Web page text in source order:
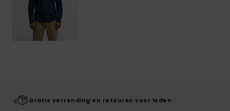
Gratis verzending en retouren voor leden